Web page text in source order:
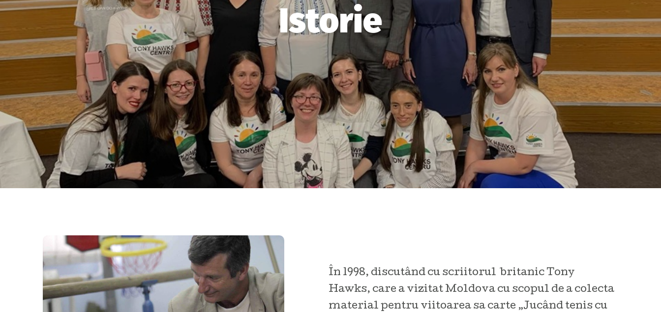
Istorie
În 1998, discutând cu scriitorul britanic Tony
Hawks, care a vizitat Moldova cu scopul de a colecta
material pentru viitoarea sa carte „Jucând tenis cu